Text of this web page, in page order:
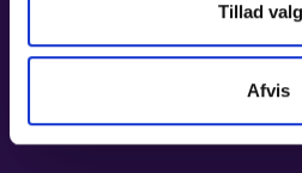
Tillad
Afvis
Pris:A: 345 kr. - B: 295 kr. - C: 245 kr. /